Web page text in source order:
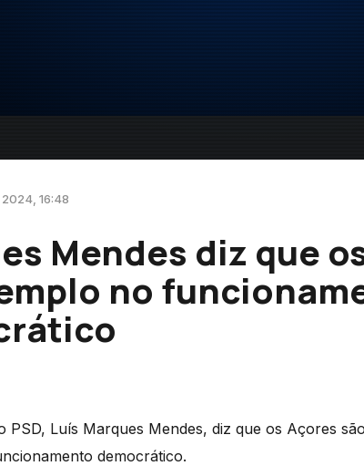
2024, 16:48
Mendes diz que
no
PSD, Luís Marques Mendes, diz que os Açores
democrático.